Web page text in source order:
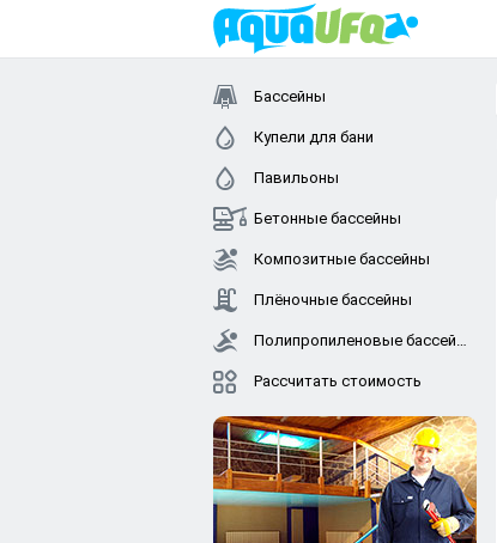
Бассейны
Купели для бани
Павильоны
Бетонные бассейны
Композитные бассейны
Плёночные бассейны
Полипропиленовые бассейны
Рассчитать стоимость